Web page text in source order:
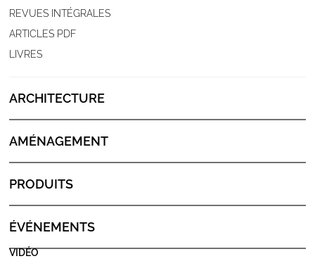
REVUES INTÉGRALES
ARTICLES PDF
LIVRES
ARCHITECTURE
AMÉNAGEMENT
PRODUITS
ÉVÉNEMENTS
VIDÉO